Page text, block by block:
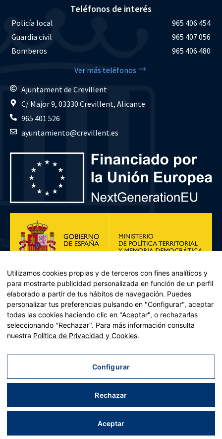
Teléfonos de interés
Policía local
965 406 454
Guardia civil
965 407 056
Bomberos
965 406 480
Ver más teléfonos
Ajuntament de Crevillent
C/ Major 9, 03330 Crevillent, Alicante
965 401 526
ayuntamiento@crevillent.es
Plan de Recuperación, Transformación y Resiliencia – Financiado por
Recuperación y resiliencia, establecido por el Reglamento (UE)
2021/241 del Parlamento Europeo y del Consejo, de 12 de febrero
Aviso legal|Política de privacidad|Política de cookies|Accesibilidad|Mapa web
| Desarrollado porTrestristes
Utilizamos cookies propias y de terceros con fines analíticos y
para mostrarte publicidad personalizada en función de un perfil
elaborado a partir de tus hábitos de navegación. Puedes
personalizar tus preferencias pulsando en "Configurar", aceptar
todas las cookies haciendo clic en "Aceptar", o rechazarlas
seleccionando "Rechazar". Para más información consulta
nuestra Política de Privacidad y Cookies.
Configurar
Rechazar
Aceptar